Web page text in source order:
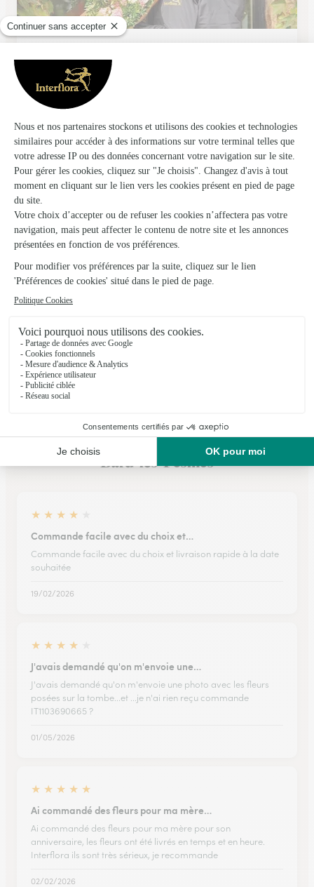
Avanne Aveney
★ ★★★★4.6 (79)
11 rue du Champ du Noyer
Voir la boutique
Deco Fleurs
Mirebeau Sur Beze
13 Grande Rue
Voir la boutique
Ils ont fait livrer des fleurs ou une plante à
Bard-lès-Pesmes
★ ★ ★ ★
Commande facile avec du choix et…
Commande facile avec du choix et livraison rapide à la date
souhaitée
19/02/2026
★ ★ ★ ★
J'avais demandé qu'on m'envoie une…
J'avais demandé qu'on m'envoie une photo avec les fleurs
posées sur la tombe...et ...je n'ai rien reçu commande
IT1103690665 ?
01/05/2026
★ ★ ★ ★ ★
Ai commandé des fleurs pour ma mère…
Ai commandé des fleurs pour ma mère pour son
anniversaire, les fleurs ont été livrés en temps et en heure.
Interflora ils sont très sérieux, je recommande
02/02/2026